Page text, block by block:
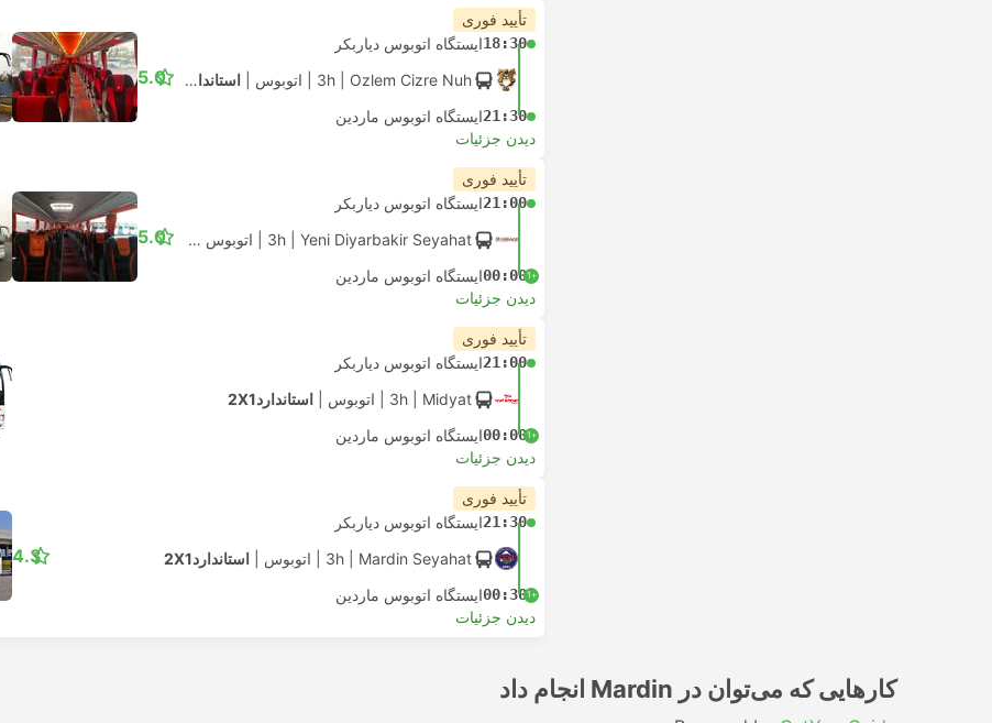
تأیید فوری
18:30ایستگاه اتوبوس دیاربکر
3h | Ozlem Cizre Nuh اتوبوس استاندارد2X1
21:30ایستگاه اتوبوس ماردین
5.0
دیدن جزئیات
تأیید فوری
21:00ایستگاه اتوبوس دیاربکر
3h | Yeni Diyarbakir Seyahat اتوبوس استاندارد2X1
+1
00:00ایستگاه اتوبوس ماردین
5.0
دیدن جزئیات
تأیید فوری
21:00ایستگاه اتوبوس دیاربکر
3h | Midyat اتوبوس استاندارد2X1
+1
00:00ایستگاه اتوبوس ماردین
دیدن جزئیات
تأیید فوری
21:30ایستگاه اتوبوس دیاربکر
3h | Mardin Seyahat اتوبوس استاندارد2X1
+1
00:30ایستگاه اتوبوس ماردین
4.3
دیدن جزئیات
کارهایی که می‌توان در Mardin انجام داد